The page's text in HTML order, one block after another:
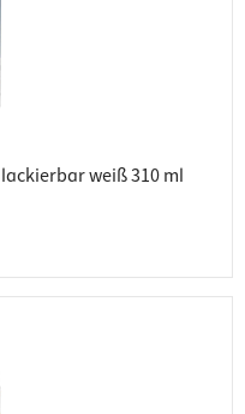
weiß 310 ml